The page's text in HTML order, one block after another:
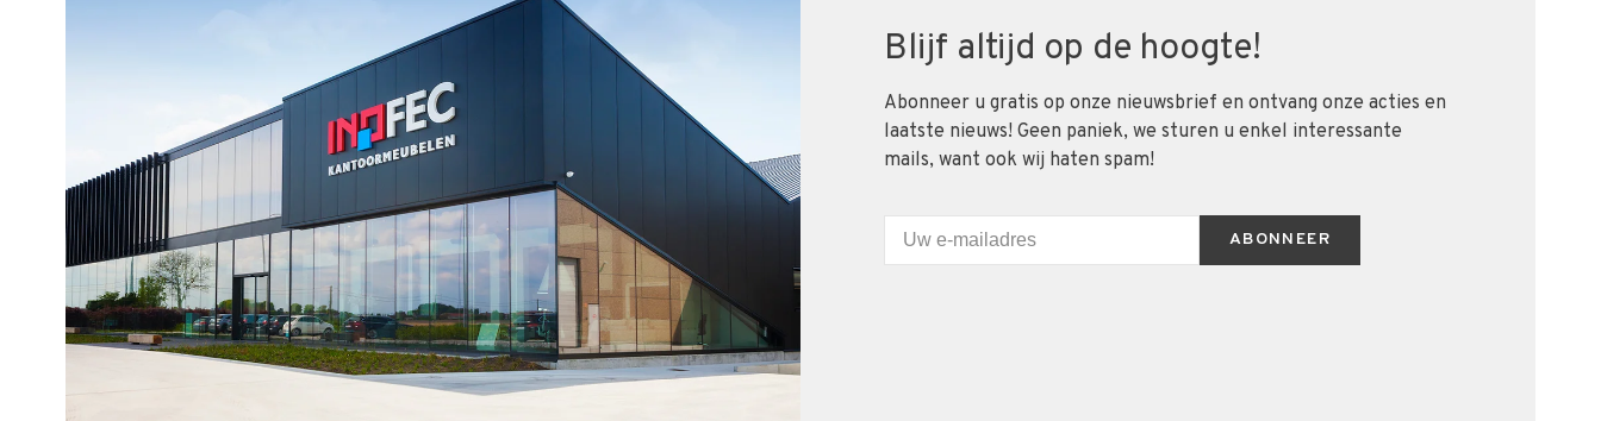
Blijf altijd op de hoogte!
Abonneer u gratis op onze nieuwsbrief en ontvang onze acties en
laatste nieuws! Geen paniek, we sturen u enkel interessante
mails, want ook wij haten spam!
ABONNEER